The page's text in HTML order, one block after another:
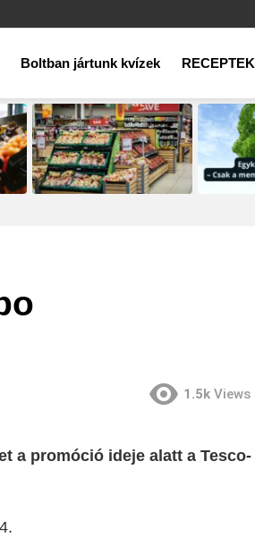
Boltban jártunk kvízek RECEPTEK
1.5k Views
a promóció ideje alatt a Tesco-